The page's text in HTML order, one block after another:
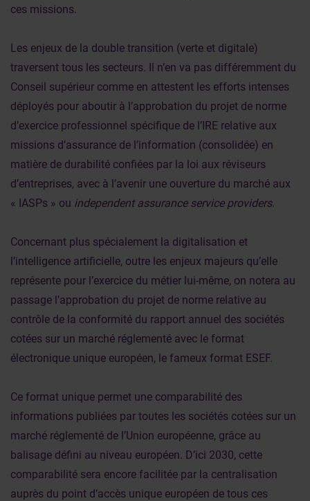
ces missions.
Les enjeux de la double transition (verte et digitale)
traversent tous les secteurs. Il n’en va pas différemment du
Conseil supérieur comme en attestent les efforts intenses
déployés pour aboutir à l’approbation du projet de norme
d’exercice professionnel spécifique de l’IRE relative aux
missions d’assurance de l’information (consolidée) en
matière de durabilité confiées par la loi aux réviseurs
d’entreprises, avec à l’avenir une ouverture du marché aux
« IASPs » ou independent assurance service providers.
Concernant plus spécialement la digitalisation et
l’intelligence artificielle, outre les enjeux majeurs qu’elle
représente pour l’exercice du métier lui-même, on notera au
passage l’approbation du projet de norme relative au
contrôle de la conformité du rapport annuel des sociétés
cotées sur un marché réglementé avec le format
électronique unique européen, le fameux format ESEF.
Ce format unique permet une comparabilité des
informations publiées par toutes les sociétés cotées sur un
marché réglementé de l’Union européenne, grâce au
balisage défini au niveau européen. D’ici 2030, cette
comparabilité sera encore facilitée par la centralisation
auprès du point d’accès unique européen de tous ces